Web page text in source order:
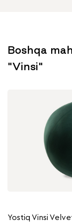
Boshqa
"Vinsi"
Yostiq Vinsi